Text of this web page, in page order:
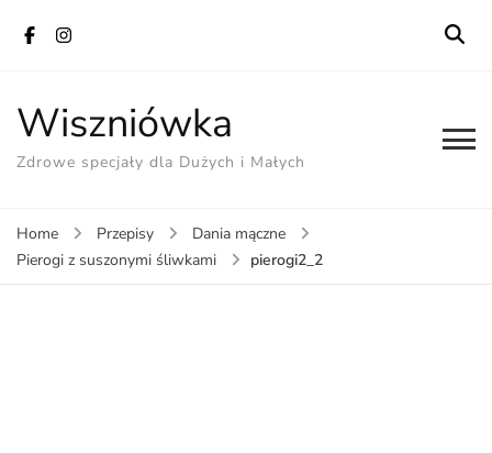
Wiszniówka
Zdrowe specjały dla Dużych i Małych
Home Przepisy
Dania mączne
Pierogi z suszonymi śliwkami
pierogi2_2